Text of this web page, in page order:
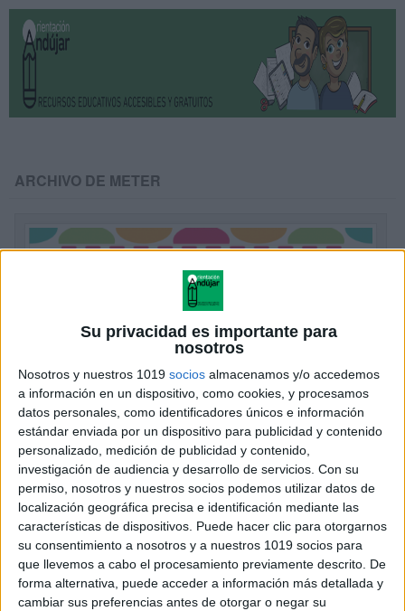
Su privacidad es importante para
nosotros
Nosotros y nuestros 1019 socios almacenamos y/o accedemos
a información en un dispositivo, como cookies, y procesamos
datos personales, como identificadores únicos e información
estándar enviada por un dispositivo para publicidad y contenido
personalizado, medición de publicidad y contenido,
investigación de audiencia y desarrollo de servicios. Con su
permiso, nosotros y nuestros socios podemos utilizar datos de
localización geográfica precisa e identificación mediante las
características de dispositivos. Puede hacer clic para otorgarnos
su consentimiento a nosotros y a nuestros 1019 socios para
que llevemos a cabo el procesamiento previamente descrito. De
forma alternativa, puede acceder a información más detallada y
cambiar sus preferencias antes de otorgar o negar su
ARCHIVO DE METER
lo que debo meter en la mochila ideal para
que nuestros hijos se organicen
Publicado el 13 septiembre, 2016
Llega septiembre y, con él, la vuelta al colegio. Nos
toca levantar a los pequeños antes, preparar el
desayuno, el almuerzo, la mochila… Y aunque nuestra
intención sea tenerlo todo […]